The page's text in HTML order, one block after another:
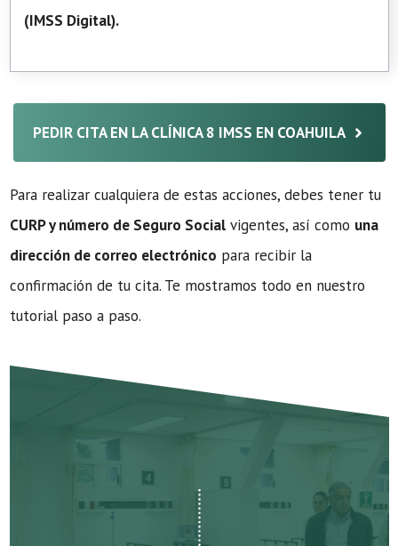
(IMSS Digital).
PEDIR CITA EN LA CLÍNICA 8 IMSS EN COAHUILA
Para realizar cualquiera de estas acciones, debes tener tu
CURP y número de Seguro Social vigentes, así como una
dirección de correo electrónico para recibir la
confirmación de tu cita. Te mostramos todo en nuestro
tutorial paso a paso.